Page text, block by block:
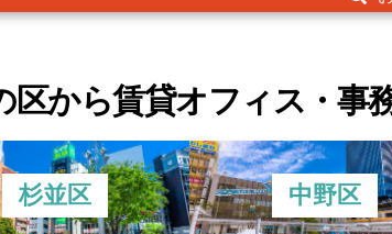
区から賃貸オフィス・事
杉並区 中野区